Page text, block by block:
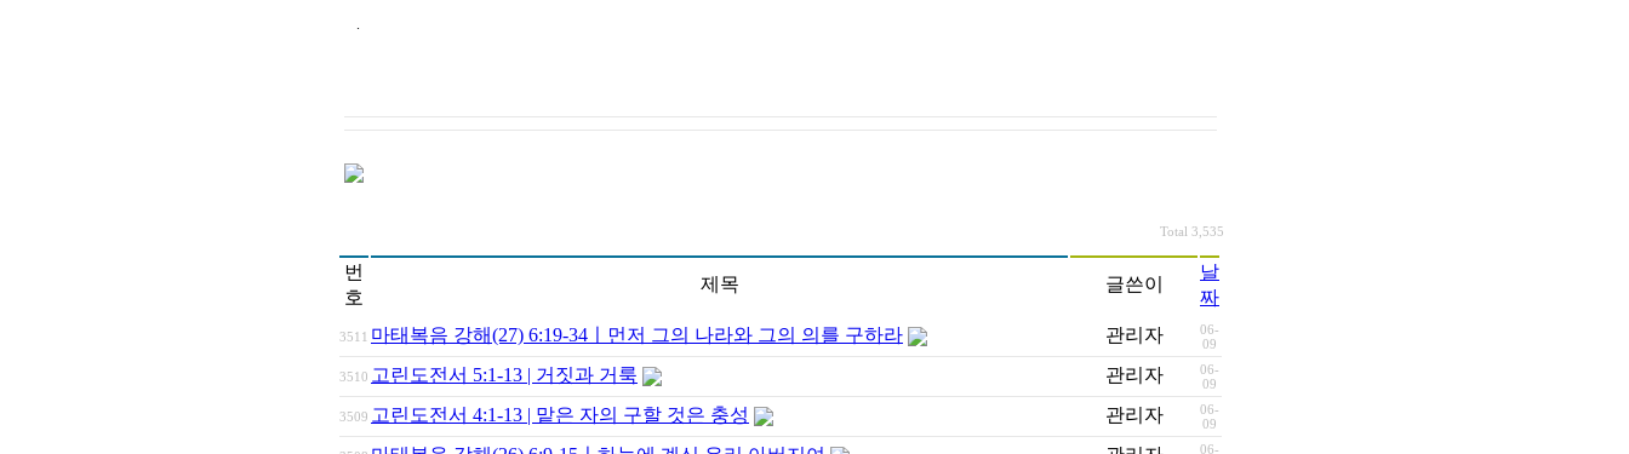
.
Total 3,535
번
호
제목 글쓴이
날
짜
3511 마태복음 강해(27) 6:19-34ㅣ먼저 그의 나라와 그의 의를 구하라 관리자
06-
09
3510 고린도전서 5:1-13 | 거짓과 거룩 관리자
06-
09
3509 고린도전서 4:1-13 | 맡은 자의 구할 것은 충성 관리자
06-
09
06-